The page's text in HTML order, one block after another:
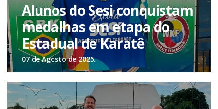
Alunos do Sesi conquistam
medalhas em etapa do
Estadual de Karatê
07 de Agosto de 2026.